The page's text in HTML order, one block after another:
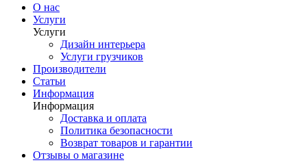
О нас
Услуги
Услуги
Дизайн интерьера
Услуги грузчиков
Производители
Статьи
Информация
Информация
Доставка и оплата
Политика безопасности
Возврат товаров и гарантии
Отзывы о магазине